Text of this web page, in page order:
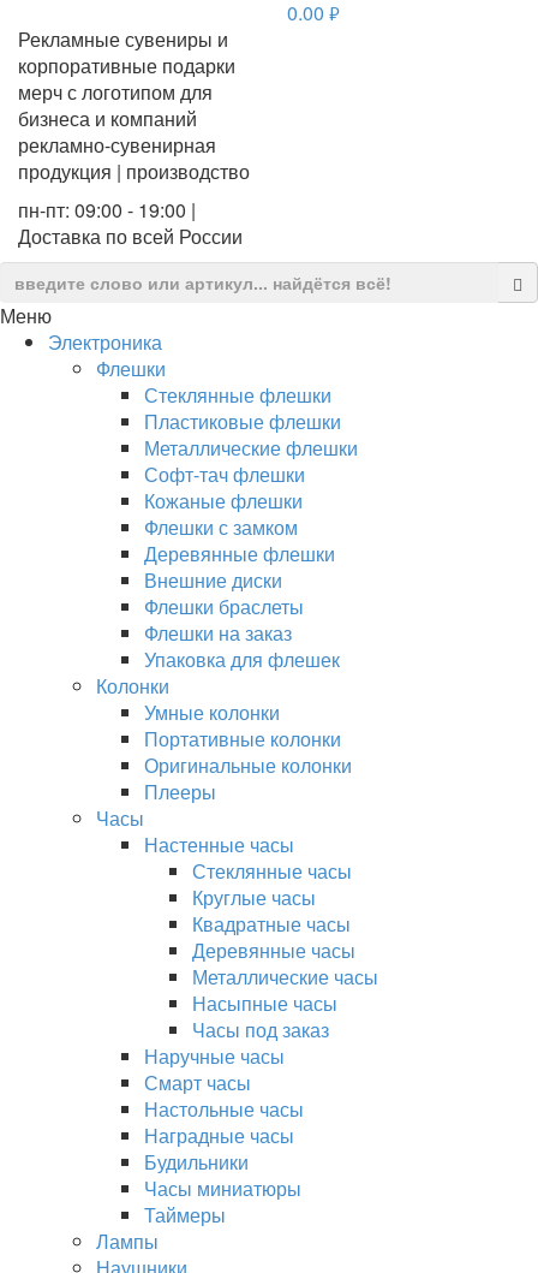
Рекламные сувениры и
корпоративные подарки
мерч с логотипом для
бизнеса и компаний
рекламно-сувенирная
продукция | производство
пн-пт: 09:00 - 19:00 |
Доставка по всей России
0.00 руб.
Меню
Электроника
Флешки
Стеклянные флешки
Пластиковые флешки
Металлические флешки
Софт-тач флешки
Кожаные флешки
Флешки с замком
Деревянные флешки
Внешние диски
Флешки браслеты
Флешки на заказ
Упаковка для флешек
Колонки
Умные колонки
Портативные колонки
Оригинальные колонки
Плееры
Часы
Настенные часы
Стеклянные часы
Круглые часы
Квадратные часы
Деревянные часы
Металлические часы
Насыпные часы
Часы под заказ
Наручные часы
Смарт часы
Настольные часы
Наградные часы
Будильники
Часы миниатюры
Таймеры
Лампы